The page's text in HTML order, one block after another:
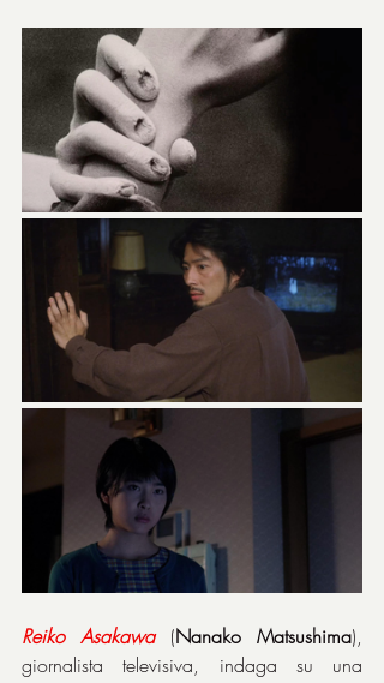
Reiko Asakawa (Nanako Matsushima),
giornalista televisiva, indaga su una